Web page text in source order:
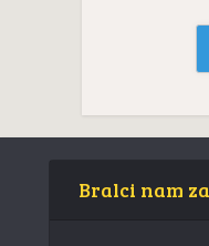
Bralci nam